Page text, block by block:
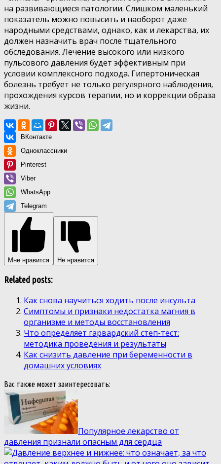
на развивающиеся патологии. Слишком маленький
показатель можно повысить и наоборот даже
народными средствами, однако, как и лекарства, их
должен назначить врач после тщательного
обследования. Лечение высокого или низкого
пульсового давления будет эффективным при
условии комплексного подхода. Гипертоническая
болезнь требует не только регулярного наблюдения,
прохождения курсов терапии, но и коррекции образа
жизни.
ВКонтакте
Одноклассники
Pinterest
Viber
WhatsApp
Telegram
Мне нравится Не нравится
Related posts:
Как снова научиться ходить после инсульта
Симптомы и признаки недостатка магния в
организме и методы восстановления
Что определяет гарвардский степ-тест:
методика проведения и результаты
Как снизить давление при беременности в
домашних условиях
Вас также может заинтересовать:
Популярное лекарство от
давления признали опасным для сердца